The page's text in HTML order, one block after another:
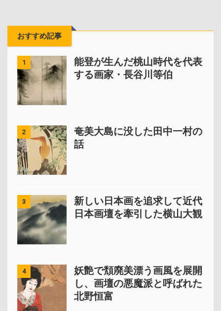
おすすめ記事
1
能登が生んだ桃山時代を代表
する画家・長谷川等伯
2
奄美大島に没した田中一村の
話
3
新しい日本画を追求して近代
日本画壇を牽引した横山大観
4
妖艶で頽廃美漂う画風を展開
し、画壇の悪魔派と呼ばれた
北野恒富